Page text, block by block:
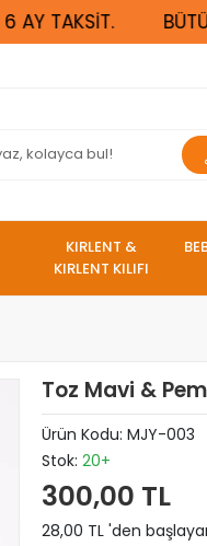
AY TAKSİT.
KIRLENT &
KIRLENT KILIFI
Toz Mavi &
Ürün Kodu: MJY-003
Stok: 20+
300,00 TL
28,00 TL 'den